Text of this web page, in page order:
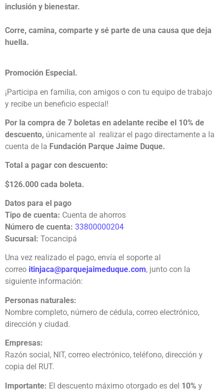
inclusión y bienestar.
Corre, camina, comparte y sé parte de una causa que deja
huella.
Promoción Especial.
¡Participa en familia, con amigos o con tu equipo de trabajo
y recibe un beneficio especial!
Por la compra de 7 boletas en adelante recibe el 10% de
descuento, únicamente al realizar el pago directamente a la
cuenta de la Fundación Parque Jaime Duque.
Total a pagar con descuento:
$126.000 cada boleta.
Datos para el pago
Tipo de cuenta: Cuenta de ahorros
Número de cuenta: 33800000204
Sucursal: Tocancipá
Una vez realizado el pago, envía el soporte al
correo itinjaca@parquejaimeduque.com, junto con la
siguiente información:
Personas naturales:
Nombre completo, número de cédula, correo electrónico,
dirección y ciudad.
Empresas:
Razón social, NIT, correo electrónico, teléfono, dirección y
copia del RUT.
Importante: El descuento máximo otorgado es del 10% y